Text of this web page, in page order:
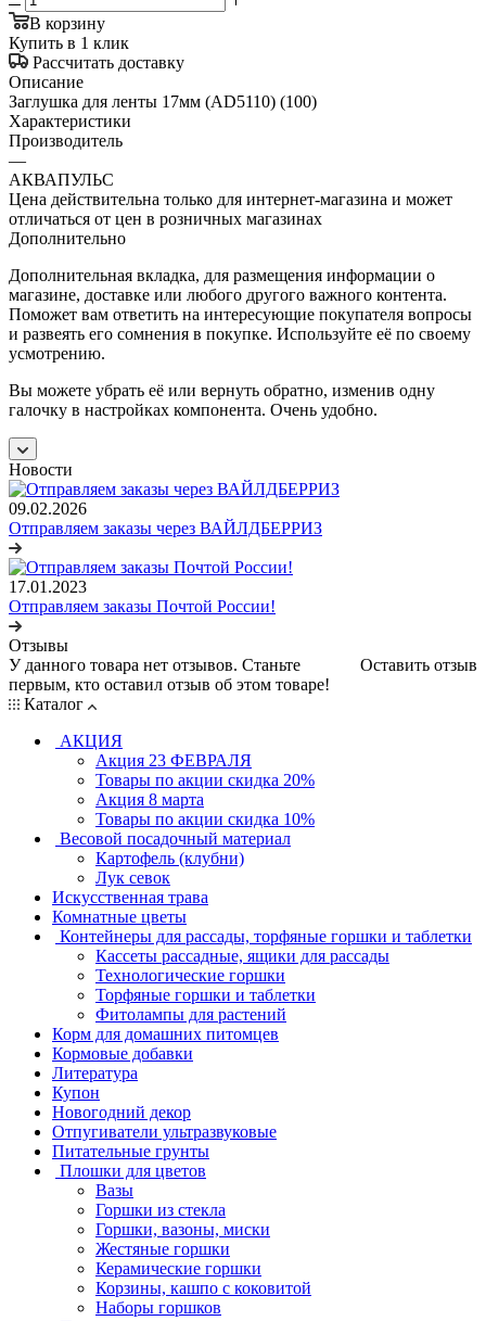
В корзину
Купить в 1 клик
Рассчитать доставку
Описание
Заглушка для ленты 17мм (AD5110) (100)
Характеристики
Производитель
—
АКВАПУЛЬС
Цена действительна только для интернет-магазина и может
отличаться от цен в розничных магазинах
Дополнительно
Дополнительная вкладка, для размещения информации о
магазине, доставке или любого другого важного контента.
Поможет вам ответить на интересующие покупателя вопросы
и развеять его сомнения в покупке. Используйте её по своему
усмотрению.
Вы можете убрать её или вернуть обратно, изменив одну
галочку в настройках компонента. Очень удобно.
Новости
09.02.2026
Отправляем заказы через ВАЙЛДБЕРРИЗ
17.01.2023
Отправляем заказы Почтой России!
Отзывы
Оставить отзыв
У данного товара нет отзывов. Станьте
первым, кто оставил отзыв об этом товаре!
Каталог
АКЦИЯ
Акция 23 ФЕВРАЛЯ
Товары по акции скидка 20%
Акция 8 марта
Товары по акции скидка 10%
Весовой посадочный материал
Картофель (клубни)
Лук севок
Искусственная трава
Комнатные цветы
Контейнеры для рассады, торфяные горшки и таблетки
Кассеты рассадные, ящики для рассады
Технологические горшки
Торфяные горшки и таблетки
Фитолампы для растений
Корм для домашних питомцев
Кормовые добавки
Литература
Купон
Новогодний декор
Отпугиватели ультразвуковые
Питательные грунты
Плошки для цветов
Вазы
Горшки из стекла
Горшки, вазоны, миски
Жестяные горшки
Керамические горшки
Корзины, кашпо с коковитой
Наборы горшков